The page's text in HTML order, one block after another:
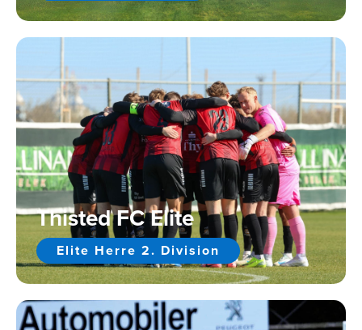
Thisted FC Elite
Elite Herre 2. Division